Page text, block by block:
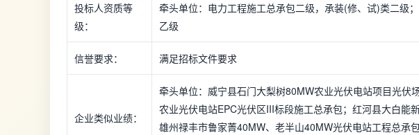
投标人资质等
级：
牵头单位：电力工程施工总承包二级，承装(修、试)类二级
乙级
信誉要求： 满足招标文件要求
企业类似业绩：
牵头单位：威宁县石门大梨树80MW农业光伏电站项目光伏
农业光伏电站EPC光伏区III标段施工总承包；红河县大白能
雄州禄丰市鲁家菁40MW、老半山40MW光伏电站工程总承